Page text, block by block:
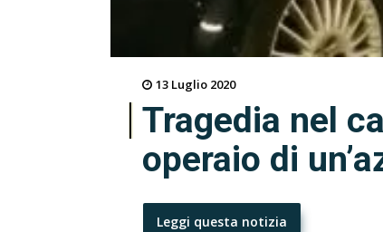
13 Luglio 2020
Tragedia nel
operaio di
Leggi questa notizia